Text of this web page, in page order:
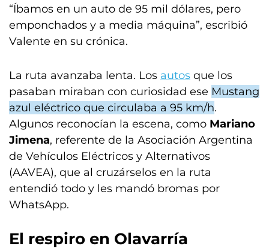
“Íbamos en un auto de 95 mil dólares, pero
emponchados y a media máquina”, escribió
Valente en su crónica.
La ruta avanzaba lenta. Los autos que los
pasaban miraban con curiosidad ese Mustang
azul eléctrico que circulaba a 95 km/h.
Algunos reconocían la escena, como Mariano
Jimena, referente de la Asociación Argentina
de Vehículos Eléctricos y Alternativos
(AAVEA), que al cruzárselos en la ruta
entendió todo y les mandó bromas por
WhatsApp.
El respiro en Olavarría